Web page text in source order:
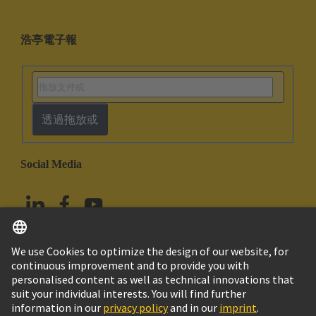
浩亭電子報
透過拖放或
Social Media
中國香港 繁体中文